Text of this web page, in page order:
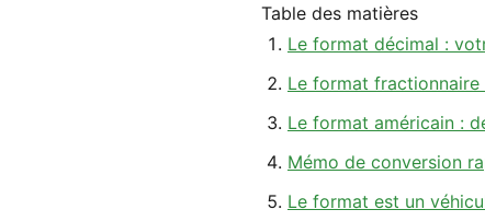
Table des matières
Le format décimal :
Le format
Le format américain :
Mémo de conversion
Le format est un